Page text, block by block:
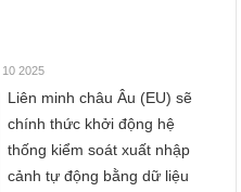
2025
Liên minh châu Âu (EU) sẽ
chính thức khởi động hệ
thống kiểm soát xuất nhập
cảnh tự động bằng dữ liệu